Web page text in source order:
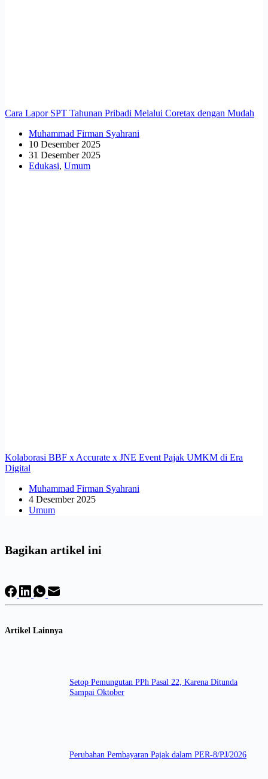
Cara Lapor SPT Tahunan Pribadi Melalui Coretax dengan Mudah
Muhammad Firman Syahrani
10 Desember 2025
31 Desember 2025
Edukasi, Umum
Kolaborasi BBF x Accurate x JNE Event Pajak UMKM di Era
Digital
Muhammad Firman Syahrani
4 Desember 2025
Umum
Bagikan artikel ini
Artikel Lainnya
Setop Pemungutan PPh Pasal 22, Karena Ditunda
Sampai Oktober
Perubahan Pembayaran Pajak dalam PER-8/PJ/2026